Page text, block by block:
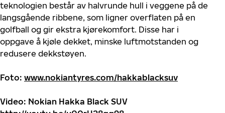
teknologien består av halvrunde hull i veggene på de
langsgående ribbene, som ligner overflaten på en
golfball og gir ekstra kjørekomfort. Disse har i
oppgave å kjøle dekket, minske luftmotstanden og
redusere dekkstøyen.
Foto: www.nokiantyres.com/hakkablacksuv
Video: Nokian Hakka Black SUV